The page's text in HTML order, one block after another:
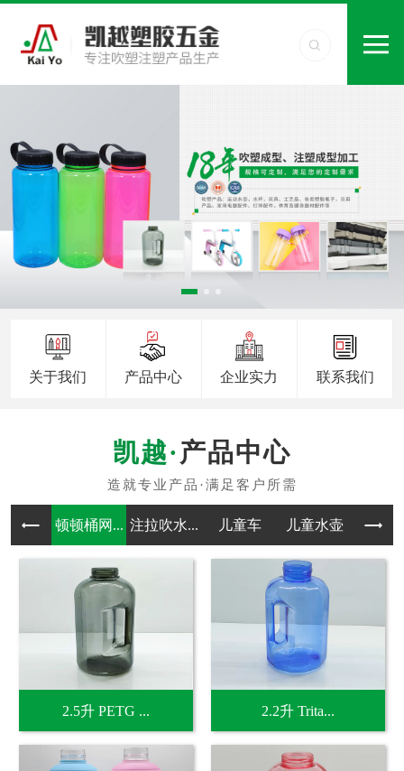
关于我们 产品中心 企业实力 联系我们
产品中心
顿顿桶网... 注拉吹水... 儿童车 儿童水壶 吹塑
2.5升 PETG ... 2.2升 Trita...